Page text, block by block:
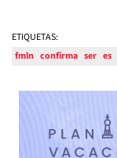
ETIQUETAS:
fmln confirma ser es